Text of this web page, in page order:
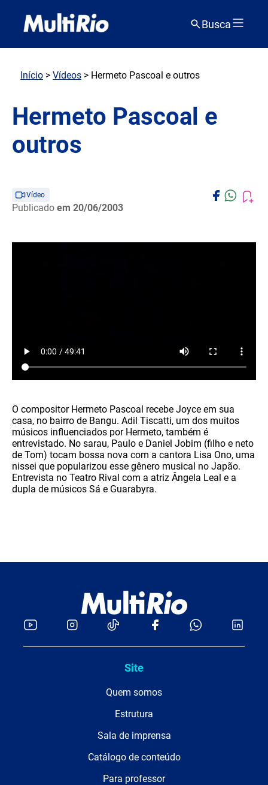
Busca
Início > Vídeos > Hermeto Pascoal e outros
Hermeto Pascoal e
outros
Vídeo
Publicado em 20/06/2003
O compositor Hermeto Pascoal recebe Joyce em sua
casa, no bairro de Bangu. Adil Tiscatti, um dos muitos
músicos influenciados por Hermeto, também é
entrevistado. No sarau, Paulo e Daniel Jobim (filho e neto
de Tom) tocam bossa nova com a cantora Lisa Ono, uma
nissei que popularizou esse gênero musical no Japão.
Entrevista no Teatro Rival com a atriz Ângela Leal e a
dupla de músicos Sá e Guarabyra.
Site
Quem somos
Estrutura
Sala de imprensa
Catálogo de conteúdo
Para professor